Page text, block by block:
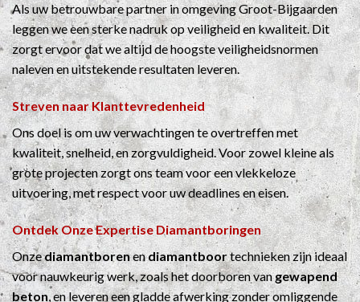
Als uw betrouwbare partner in omgeving Groot-Bijgaarden
leggen we een sterke nadruk op veiligheid en kwaliteit. Dit
zorgt ervoor dat we altijd de hoogste veiligheidsnormen
naleven en uitstekende resultaten leveren.
Streven naar Klanttevredenheid
Ons doel is om uw verwachtingen te overtreffen met
kwaliteit, snelheid, en zorgvuldigheid. Voor zowel kleine als
grote projecten zorgt ons team voor een vlekkeloze
uitvoering, met respect voor uw deadlines en eisen.
Ontdek Onze ExpertiseDiamantboringen
Onzediamantborenendiamantboortechnieken zijn ideaal
voor nauwkeurig werk, zoals het doorboren vangewapend
beton, en leveren een gladde afwerking zonder omliggende